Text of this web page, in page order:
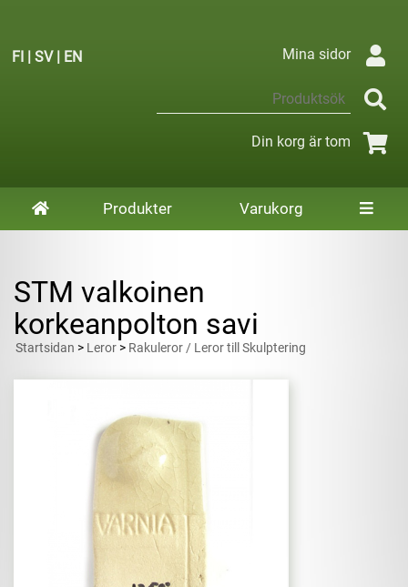
FI | SV| EN Mina sidor
Din korg är tom
Produkter Varukorg
STM valkoinen
korkeanpolton savi
Startsidan > Leror > Rakuleror / Leror till Skulptering